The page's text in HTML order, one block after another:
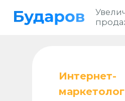
Увеличиваю
продажи с 2014 г.
Интернет-
маркетолог